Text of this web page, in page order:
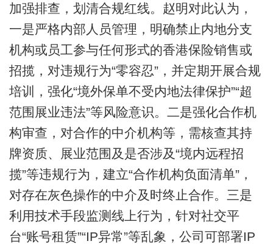
加强排查，划清合规红线。赵明对此认为，
一是严格内部人员管理，明确禁止内地分支
机构或员工参与任何形式的香港保险销售或
招揽，对违规行为“零容忍”，并定期开展合规
培训，强化“境外保单不受内地法律保护”“超
范围展业违法”等风险意识。二是强化合作机
构审查，对合作的中介机构等，需核查其持
牌资质、展业范围及是否涉及“境内远程招
揽”等违规行为，建立“合作机构负面清单”，
对存在灰色操作的中介及时终止合作。三是
利用技术手段监测线上行为，针对社交平
台“账号租赁”“IP异常”等乱象，公司可部署IP